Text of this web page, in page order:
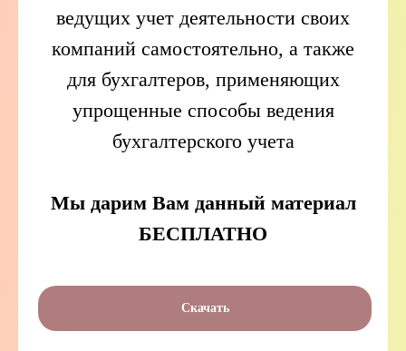
ведущих учет деятельности своих
компаний самостоятельно, а также
для бухгалтеров, применяющих
упрощенные способы ведения
бухгалтерского учета
Мы дарим Вам данный материал
БЕСПЛАТНО
Скачать